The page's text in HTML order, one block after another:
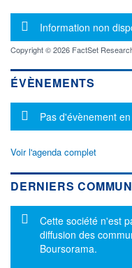
Message
Information non
Copyright © 2026 FactSet
ÉVÈNEMENTS
Message
Pas d'évènement
Voir l'agenda complet
DERNIERS
Message
Cette société n'est
diffusion des
Boursorama.